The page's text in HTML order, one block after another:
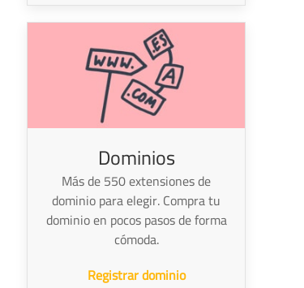
Dominios
Más de 550 extensiones de
dominio para elegir. Compra tu
dominio en pocos pasos de forma
cómoda.
Registrar dominio